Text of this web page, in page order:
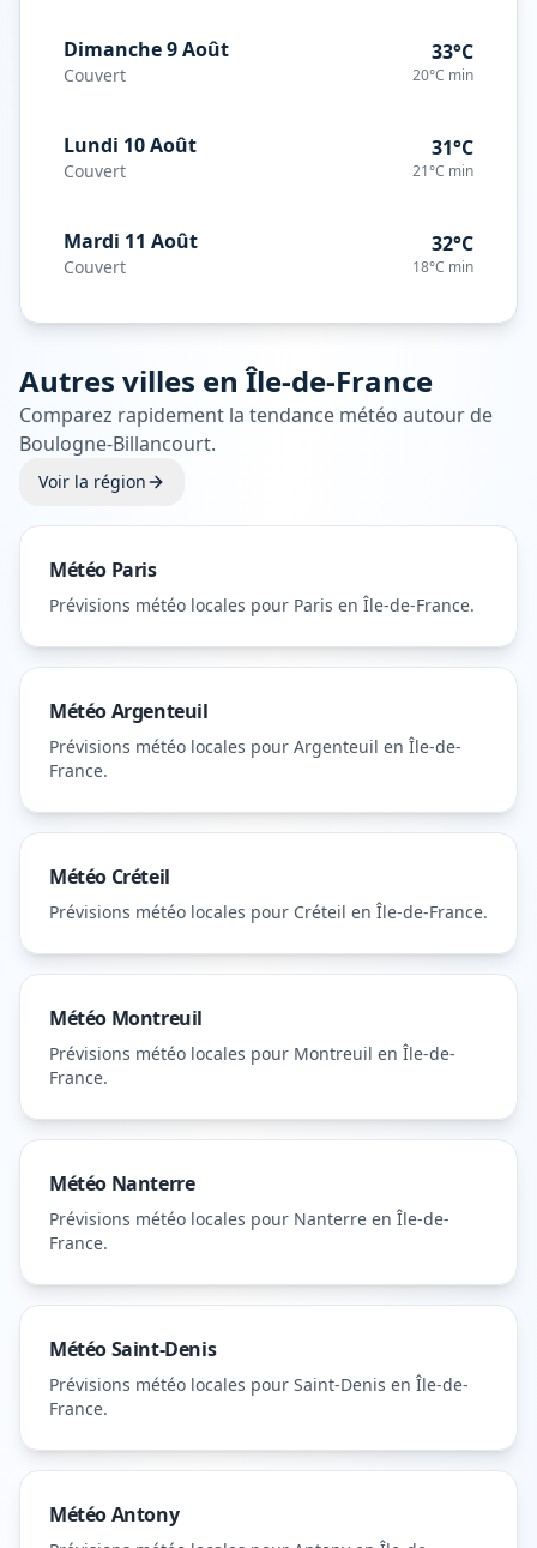
Dimanche 9 Août
Couvert
33°C
20°C min
Lundi 10 Août
Couvert
31°C
21°C min
Mardi 11 Août
Couvert
32°C
18°C min
Autres villes enÎle-de-France
Comparez rapidement la tendance météo autour de
Boulogne-Billancourt.
Voir la région
Météo Paris
Prévisions météo locales pour Paris en Île-de-France.
MétéoArgenteuil
Prévisions météo locales pour Argenteuil en Île-de-
France.
Météo Créteil
Prévisions météo locales pour Créteil en Île-de-France.
Météo Montreuil
Prévisions météo locales pour Montreuil en Île-de-
France.
Météo Nanterre
Prévisions météo locales pour Nanterre en Île-de-
France.
MétéoSaint-Denis
Prévisions météo locales pour Saint-Denis en Île-de-
France.
MétéoAntony